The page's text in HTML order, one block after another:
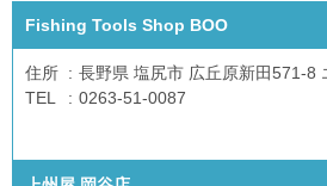
Fishing Tools Shop BOO
住所
長野県 塩尻市 広丘原新田571-8
TEL
0263-51-0087